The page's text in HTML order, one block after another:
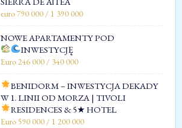
euro 790 000 / 1 390 000
NOWE APARTAMENTY POD
INWESTYCJĘ
Euro 246 000 / 340 000
BENIDORM – INWESTYCJA DEKADY
W 1. LINII OD MORZA | TIVOLI
RESIDENCES & 5★ HOTEL
Euro 590 000 / 1 200 000